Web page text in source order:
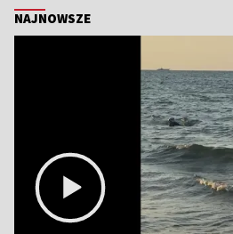
NAJNOWSZE